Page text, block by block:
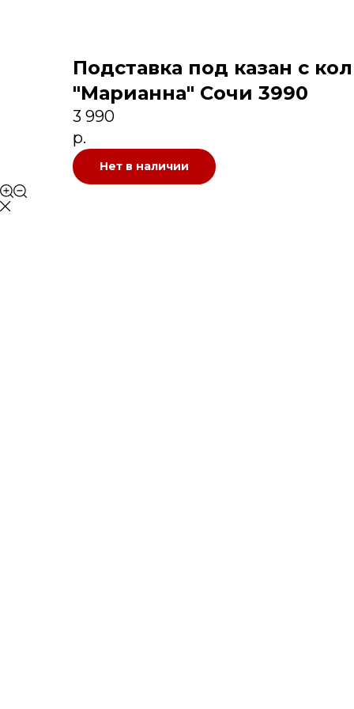
Подставка под казан с
"Марианна" Сочи 3990
3 990
р.
Нет в наличии